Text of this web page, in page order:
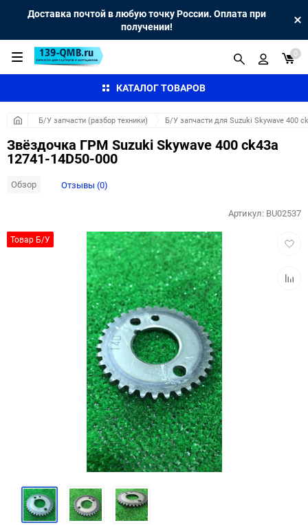
Доставка почтой в любую точку России. Оплата при
получении!
КАТАЛОГ ТОВАРОВ
0
Б/У запчасти (разбор техники) Б/У запчасти для Suzuki Skywave 400
Звёздочка ГРМ Suzuki Skywave 400 ck43a
12741-14D50-000
Обзор Отзывы (0)
Товар Б/У
Артикул: BU02537